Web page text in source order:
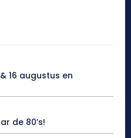
16 augustus en
de 80’s!